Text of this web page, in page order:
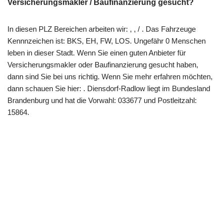
Versicherungsmakler / Baufinanzierung gesucht?
In diesen PLZ Bereichen arbeiten wir: , , / . Das Fahrzeuge
Kennnzeichen ist: BKS, EH, FW, LOS. Ungefähr 0 Menschen
leben in dieser Stadt. Wenn Sie einen guten Anbieter für
Versicherungsmakler oder Baufinanzierung gesucht haben,
dann sind Sie bei uns richtig. Wenn Sie mehr erfahren möchten,
dann schauen Sie hier: . Diensdorf-Radlow liegt im Bundesland
Brandenburg und hat die Vorwahl: 033677 und Postleitzahl:
15864.